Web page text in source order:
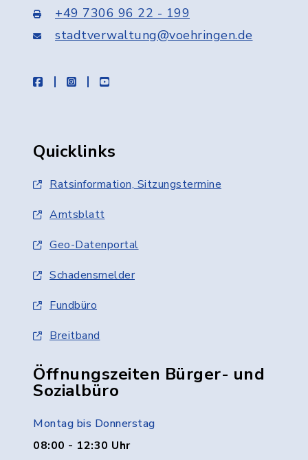
+49 7306 96 22 - 199
stadtverwaltung@voehringen.de
facebookinstagramyoutube
Quicklinks
Ratsinformation, Sitzungstermine
Amtsblatt
Geo-Datenportal
Schadensmelder
Fundbüro
Breitband
Öffnungszeiten Bürger- und
Sozialbüro
Montag bis Donnerstag
08:00 - 12:30 Uhr